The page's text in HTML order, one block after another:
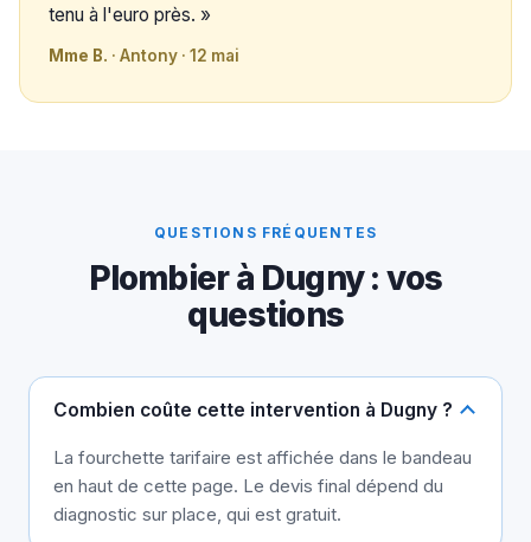
tenu à l'euro près. »
Mme B. · Antony · 12 mai
QUESTIONS FRÉQUENTES
Plombier à Dugny : vos
questions
Combien coûte cette intervention à Dugny ?
La fourchette tarifaire est affichée dans le bandeau
en haut de cette page. Le devis final dépend du
diagnostic sur place, qui est gratuit.